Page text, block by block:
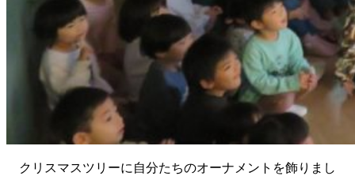
クリスマスツリーに自分たちのオーナメントを飾りまし